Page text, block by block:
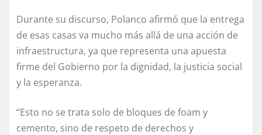
Durante su discurso, Polanco afirmó que la entrega
de esas casas va mucho más allá de una acción de
infraestructura, ya que representa una apuesta
firme del Gobierno por la dignidad, la justicia social
y la esperanza.
“Esto no se trata solo de bloques de foam y
cemento, sino de respeto de derechos y